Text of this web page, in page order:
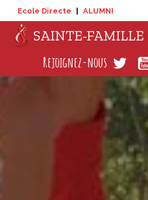
Ecole Directe | ALUMNI
SAINTE-FAMILLE